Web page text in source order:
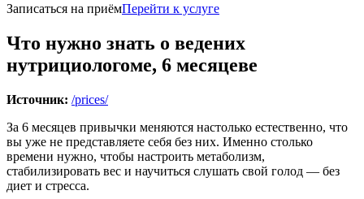
Записаться на приёмПерейти к услуге
Что нужно знать о ведених
нутрициологоме, 6 месяцеве
Источник: /prices/
За 6 месяцев привычки меняются настолько естественно, что
вы уже не представляете себя без них. Именно столько
времени нужно, чтобы настроить метаболизм,
стабилизировать вес и научиться слушать свой голод — без
диет и стресса.